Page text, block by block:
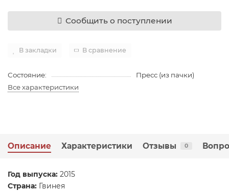
Сообщить о поступлении
В закладки В сравнение
Состояние:
Пресс (из пачки)
Все характеристики
Описание Характеристики Отзывы 0
Год выпуска: 2015
Страна: Гвинея